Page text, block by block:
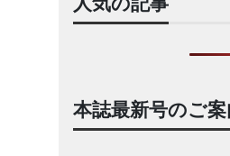
本誌最新号のご案